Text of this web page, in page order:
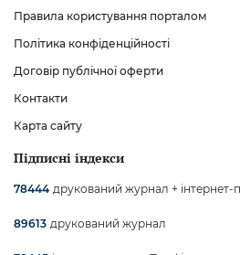
Правила користування порталом
Політика конфіденційності
Договір публічної оферти
Контакти
Карта сайту
Підписні індекси
78444 друкований журнал + інтернет-
89613 друкований журнал